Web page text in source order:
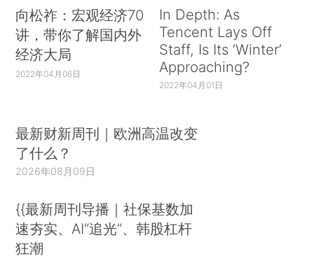
向松祚：宏观经济70
讲，带你了解国内外
经济大局
2022年04月06日
In Depth: As
Tencent Lays Off
Staff, Is Its ‘Winter’
Approaching?
2022年04月01日
最新财新周刊｜欧洲高温改变
了什么？
2026年08月09日
{{最新周刊导播｜社保基数加
速夯实、AI“追光”、韩股杠杆
狂潮